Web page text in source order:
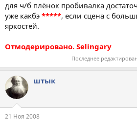
для ч/б плёнок пробивалка
уже какбэ *****, если сцена с
яркостей.
Отмодерировано. Selingary
Последнее
штык
21 Ноя 2008